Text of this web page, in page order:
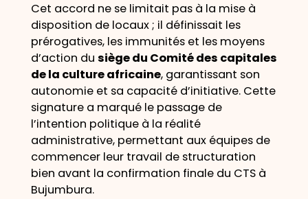
Cet accord ne se limitait pas à la mise à
disposition de locaux ; il définissait les
prérogatives, les immunités et les moyens
d’action du siège du Comité des capitales
de la culture africaine, garantissant son
autonomie et sa capacité d’initiative. Cette
signature a marqué le passage de
l’intention politique à la réalité
administrative, permettant aux équipes de
commencer leur travail de structuration
bien avant la confirmation finale du CTS à
Bujumbura.